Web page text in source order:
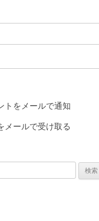
トをメールで通知
メールで受け取る